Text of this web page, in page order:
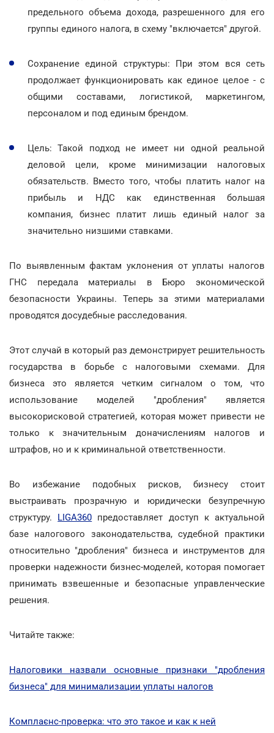
предельного объема дохода, разрешенного для его
группы единого налога, в схему "включается" другой.
Сохранение единой структуры: При этом вся сеть
продолжает функционировать как единое целое - с
общими составами, логистикой, маркетингом,
персоналом и под единым брендом.
Цель: Такой подход не имеет ни одной реальной
деловой цели, кроме минимизации налоговых
обязательств. Вместо того, чтобы платить налог на
прибыль и НДС как единственная большая
компания, бизнес платит лишь единый налог за
значительно низшими ставками.
По выявленным фактам уклонения от уплаты налогов
ГНС передала материалы в Бюро экономической
безопасности Украины. Теперь за этими материалами
проводятся досудебные расследования.
Этот случай в который раз демонстрирует решительность
государства в борьбе с налоговыми схемами. Для
бизнеса это является четким сигналом о том, что
использование моделей "дробления" является
высокорисковой стратегией, которая может привести не
только к значительным доначислениям налогов и
штрафов, но и к криминальной ответственности.
Во избежание подобных рисков, бизнесу стоит
выстраивать прозрачную и юридически безупречную
структуру. LIGA360 предоставляет доступ к актуальной
базе налогового законодательства, судебной практики
относительно "дробления" бизнеса и инструментов для
проверки надежности бизнес-моделей, которая помогает
принимать взвешенные и безопасные управленческие
решения.
Читайте также:
Налоговики назвали основные признаки "дробления
бизнеса" для минимализации уплаты налогов
Комплаєнс-проверка: что это такое и как к ней